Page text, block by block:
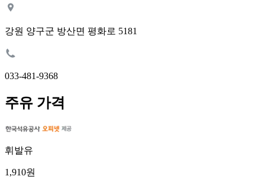
강원 양구군 방산면 평화로 5181
033-481-9368
주유 가격
휘발유
1,910원